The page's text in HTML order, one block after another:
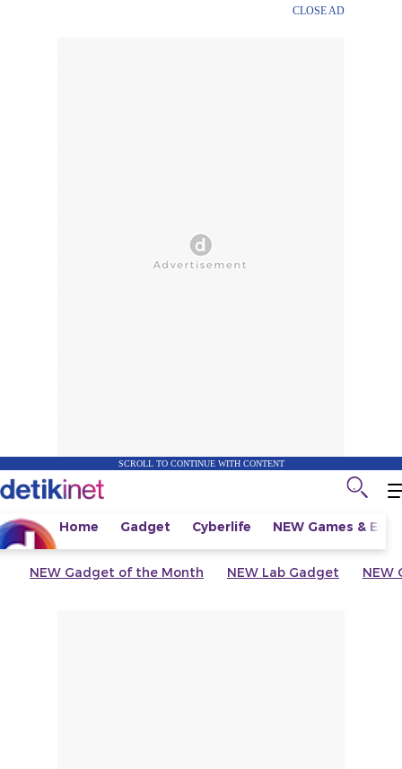
CLOSE AD
SCROLL TO CONTINUE WITH CONTENT
Home Gadget Cyberlife NEW Games &
NEW Gadget of the Month NEW Lab Gadget NEW